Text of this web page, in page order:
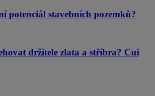
potenciál stavebních pozemků?
držitele zlata a stříbra? Cui